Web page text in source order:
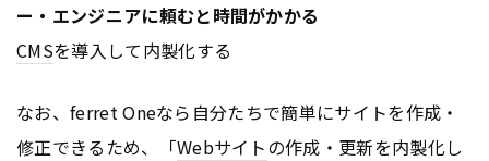
ー・エンジニアに頼むと時間がかかる
CMSを導入して内製化する
なお、ferret Oneなら自分たちで簡単にサイトを作成・
修正できるため、「Webサイトの作成・更新を内製化し